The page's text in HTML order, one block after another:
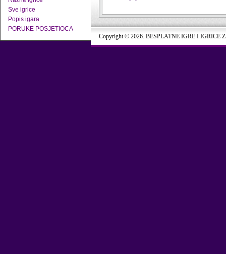
Sve igrice
Popis igara
PORUKE POSJETIOCA
Copyright © 2026. BESPLATNE IGRE I IGRICE